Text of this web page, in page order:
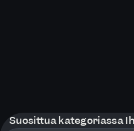
Suosittua kategoriassa